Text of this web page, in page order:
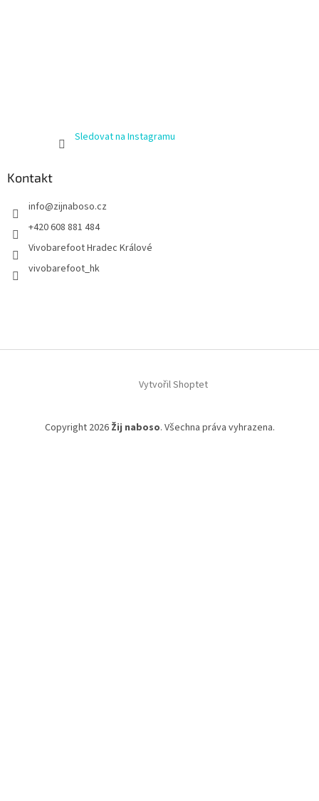
Sledovat na Instagramu
Kontakt
info@zijnaboso.cz
+420 608 881 484
Vivobarefoot Hradec Králové
vivobarefoot_hk
Vytvořil Shoptet
Copyright 2026 Žij naboso. Všechna práva vyhrazena.